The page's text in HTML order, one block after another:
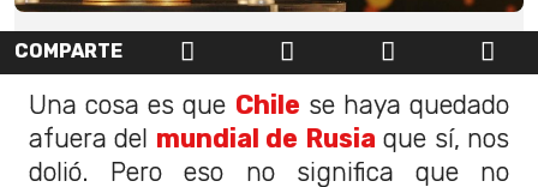
COMPARTE
Una cosa es que Chile se haya quedado
afuera del mundial de Rusia que sí, nos
dolió. Pero eso no significa que no